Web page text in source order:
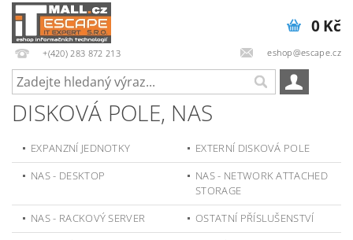
+(420) 283 872 213 eshop@escape.cz
0 Kč
DISKOVÁ POLE, NAS
EXPANZNÍ JEDNOTKY
EXTERNÍ DISKOVÁ POLE
NAS - DESKTOP
NAS - NETWORK ATTACHED
STORAGE
NAS - RACKOVÝ SERVER
OSTATNÍ PŘÍSLUŠENSTVÍ